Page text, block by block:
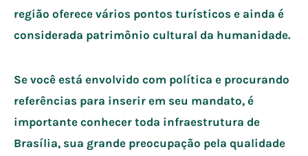
região oferece vários pontos turísticos e ainda é
considerada patrimônio cultural da humanidade.
Se você está envolvido com política e procurando
referências para inserir em seu mandato, é
importante conhecer toda infraestrutura de
Brasília, sua grande preocupação pela qualidade